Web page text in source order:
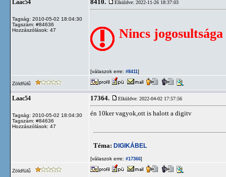
Laac54
Tagság: 2010-05-02 18:04:30
Tagszám: #84636
Hozzászólások: 47
8410. Elküldve: 2022-11-26 18:37:03
Nincs
[válaszok erre: #8411]
Zöldfülű
Laac54
Tagság: 2010-05-02 18:04:30
Tagszám: #84636
Hozzászólások: 47
17364. Elküldve: 2022-04-02 17:57:56
én 10ker vagyok,ott is halott a digitv
Téma: DIGIKÁBEL
[válaszok erre: #17366]
Zöldfülű